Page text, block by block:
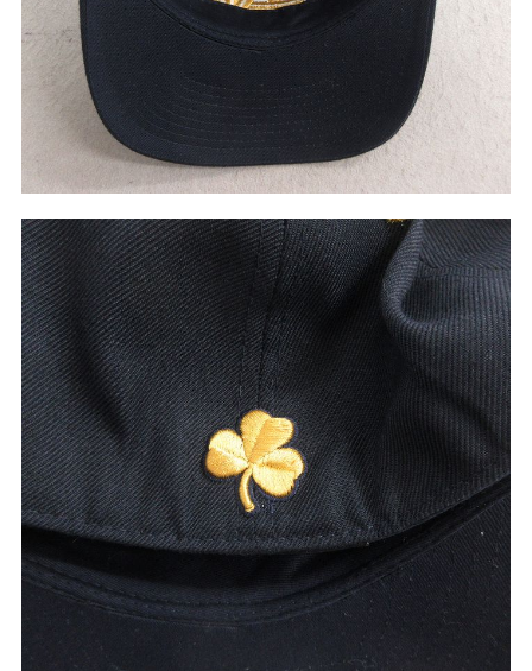
Search by Sizeサイズから探す（メンズ）
ジャケット XS S M XL
スウェット XS S M XL
長袖シャツ XS S M L XL
半袖シャツ XS S M L XL
Tシャツ XS M XL
パンツ
W30以下 W31,W32
W33,W34 W35,W36
W37以上
Search by Maniac マニアックから探す
バンド
アニメ
映画
Tシャツ